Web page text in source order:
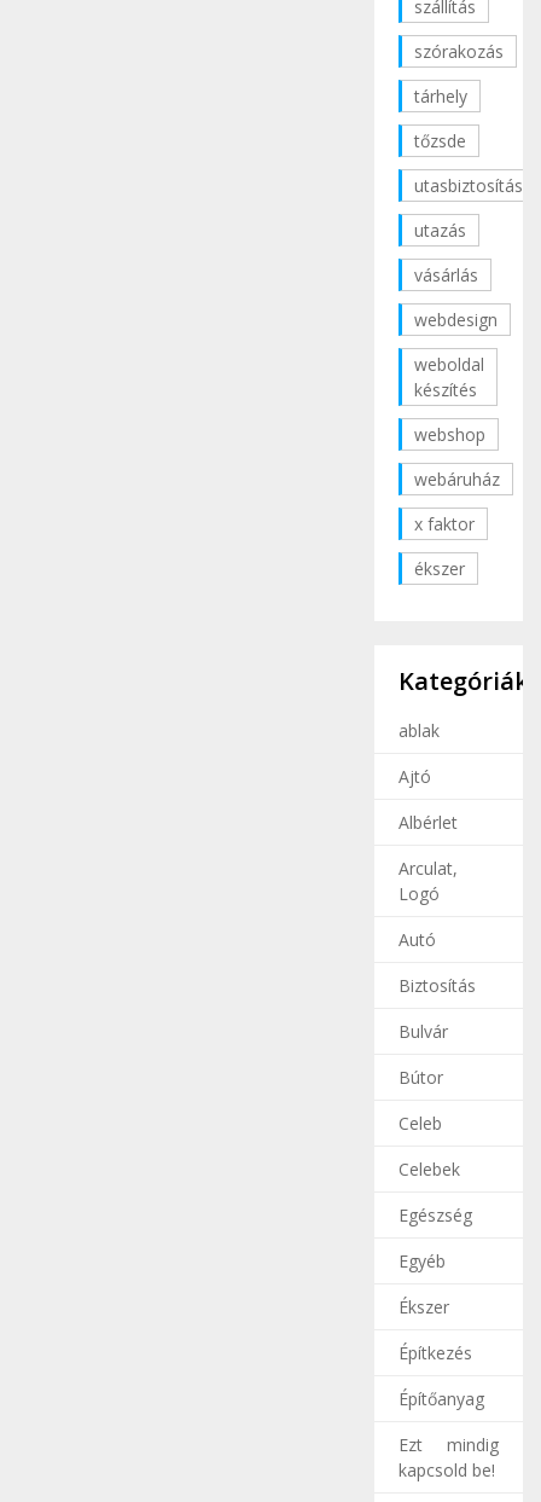
szállítás
szórakozás
tárhely
tőzsde
utasbiztosítás
utazás
vásárlás
webdesign
weboldal
készítés
webshop
webáruház
x faktor
ékszer
Kategóriák
ablak
Ajtó
Albérlet
Arculat,
Logó
Autó
Biztosítás
Bulvár
Bútor
Celeb
Celebek
Egészség
Egyéb
Ékszer
Építkezés
Építőanyag
Ezt mindig
kapcsold be!